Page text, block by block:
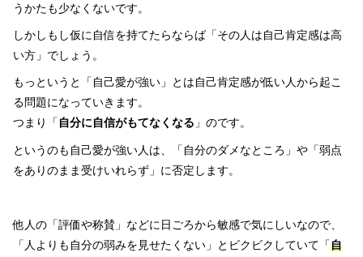
うかたも少なくないです。
しかしもし仮に自信を持てたらならば「その人は自己肯定感は高
い方」でしょう。
もっというと「自己愛が強い」とは自己肯定感が低い人から起こ
る問題になっていきます。
つまり「 自分に自信がもてなくなる 」のです。
というのも自己愛が強い人は、「自分のダメなところ」や「弱点
をありのまま受けいれらず」に否定します。
他人の「評価や称賛」などに日ごろから敏感で気にしいなので、
「人よりも自分の弱みを見せたくない」とビクビクしていて「自